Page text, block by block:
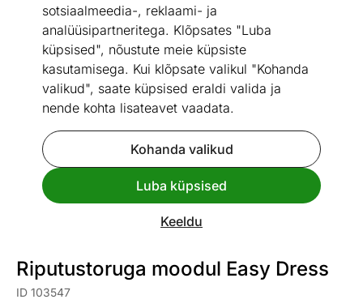
sotsiaalmeedia-, reklaami- ja
analüüsipartneritega. Klõpsates "Luba
küpsised", nõustute meie küpsiste
kasutamisega. Kui klõpsate valikul "Kohanda
valikud", saate küpsised eraldi valida ja
nende kohta lisateavet vaadata.
Kohanda valikud
Luba küpsised
Keeldu
Vaata sarnaseid
Riputustoruga moodul Easy Dress
ID 103547